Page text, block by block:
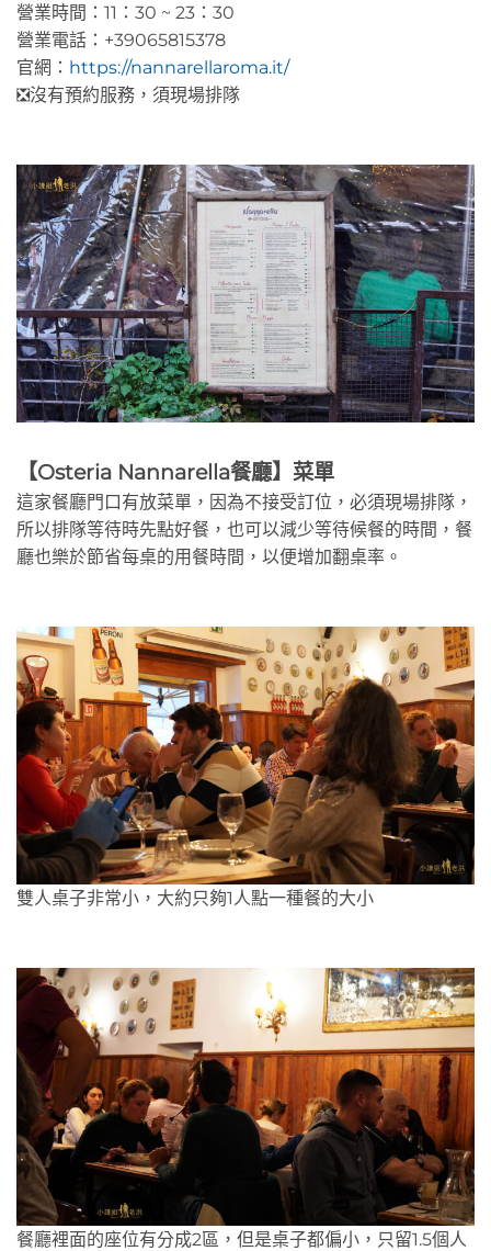
營業時間：11：30 ~ 23：30
營業電話：+39065815378
官網： https://nannarellaroma.it/
❎沒有預約服務，須現場排隊
【Osteria Nannarella餐廳】菜單
這家餐廳門口有放菜單，因為不接受訂位，必須現場排隊，
所以排隊等待時先點好餐，也可以減少等待候餐的時間，餐
廳也樂於節省每桌的用餐時間，以便增加翻桌率。
雙人桌子非常小，大約只夠1人點一種餐的大小
餐廳裡面的座位有分成2區，但是桌子都偏小，只留1.5個人